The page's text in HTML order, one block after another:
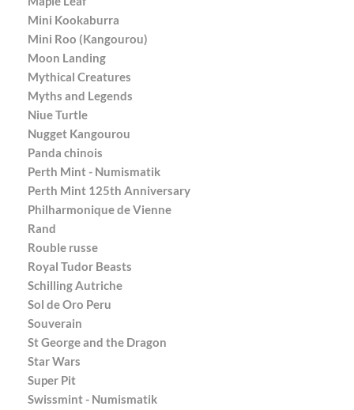
Mini Kookaburra
Mini Roo (Kangourou)
Moon Landing
Mythical Creatures
Myths and Legends
Niue Turtle
Nugget Kangourou
Panda chinois
Perth Mint - Numismatik
Perth Mint 125th Anniversary
Philharmonique de Vienne
Rand
Rouble russe
Royal Tudor Beasts
Schilling Autriche
Sol de Oro Peru
Souverain
St George and the Dragon
Star Wars
Super Pit
Swissmint - Numismatik